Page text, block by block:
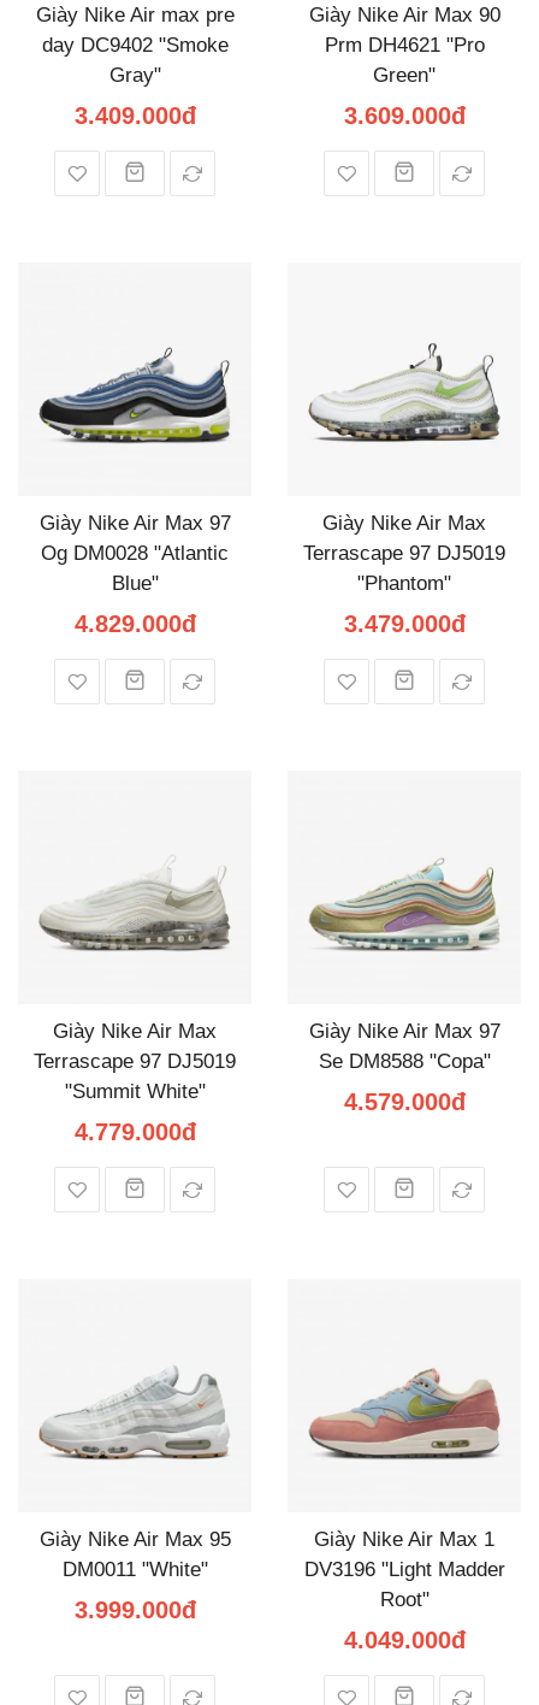
Giày Nike Air max pre
day DC9402 "Smoke
Gray"
3.409.000đ
Giày Nike Air Max 90
Prm DH4621 "Pro
Green"
3.609.000đ
Giày Nike Air Max 97
Og DM0028 "Atlantic
Blue"
4.829.000đ
Giày Nike Air Max
Terrascape 97 DJ5019
"Phantom"
3.479.000đ
Giày Nike Air Max
Terrascape 97 DJ5019
"Summit White"
4.779.000đ
Giày Nike Air Max 97
Se DM8588 "Copa"
4.579.000đ
Giày Nike Air Max 95
DM0011 "White"
3.999.000đ
Giày Nike Air Max 1
DV3196 "Light Madder
Root"
4.049.000đ